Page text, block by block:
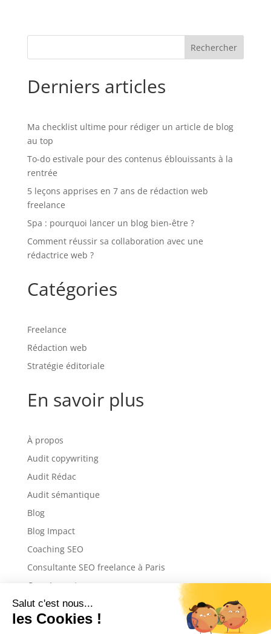
Rechercher
Derniers articles
Ma checklist ultime pour rédiger un article de blog
au top
To-do estivale pour des contenus éblouissants à la
rentrée
5 leçons apprises en 7 ans de rédaction web
freelance
Spa : pourquoi lancer un blog bien-être ?
Comment réussir sa collaboration avec une
rédactrice web ?
Catégories
Freelance
Rédaction web
Stratégie éditoriale
En savoir plus
À propos
Audit copywriting
Audit Rédac
Audit sémantique
Blog
Blog Impact
Coaching SEO
Consultante SEO freelance à Paris
Copy Impact
Pack blogging
Politique de confidentialité